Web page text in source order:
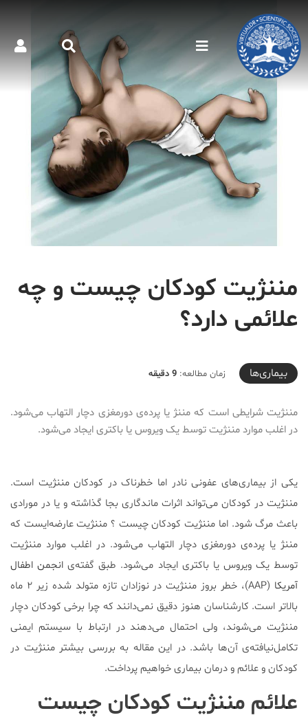
مننژیت کودکان چیست و چه
علائمی دارد؟
2020-04-23T20:12:45+04:30
بیماری‌ها زمان مطالعه: 9 دقیقه
مننژیت شرایطی است که مننژ یا پرده‌ی دورمغزی دچار التهاب می‌شود.
در اغلب موارد مننژیت توسط یک ویروس یا باکتری ایجاد می‌شود.
یکی از بیماری‌های عفونی نادر اما خطرناک در کودکان مننژیت است.
مننژیت در کودکان می‌تواند اثرات ماندگاری بجا گذاشته و یا در مورادی
باعث مرگ شود. اما مننژیت کودکان چیست ؟ مننژیت عارضه‌ایست که
مننژ یا پرده‌ی دورمغزی دچار التهاب می‌شود. در اغلب موارد مننژیت
توسط یک ویروس یا باکتری ایجاد می‌شود. طبق گفته‌ی انجمن اطفال
آمریکا
(AAP)، خطر بروز مننژیت در نوزادان تازه متولد شده زیر ۲ ماه
بالاتر است. کارشناسان هنوز دقیق نمی‌دانند که چرا برخی کودکان دچار
مننژیت می‌شوند، ولی احتمال می‌دهند در ارتباط با سیستم ایمنی
تکامل‌نیافته‌ی آن‌ها باشد. در این مقاله به بررسی بیشتر مننژیت در
کودکان و علائم و درمان بیماری خواهیم پرداخت.
علائم مننژیت کودکان چیست